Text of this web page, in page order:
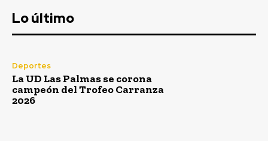
Lo último
Deportes
La UD Las Palmas se corona
campeón del Trofeo Carranza
2026